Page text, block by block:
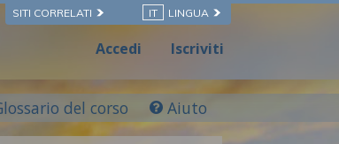
SITI CORRELATI IT LINGUA
Accedi Iscriviti
del corso Aiuto